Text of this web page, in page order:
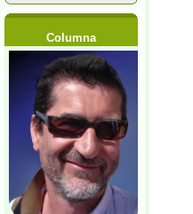
Columna